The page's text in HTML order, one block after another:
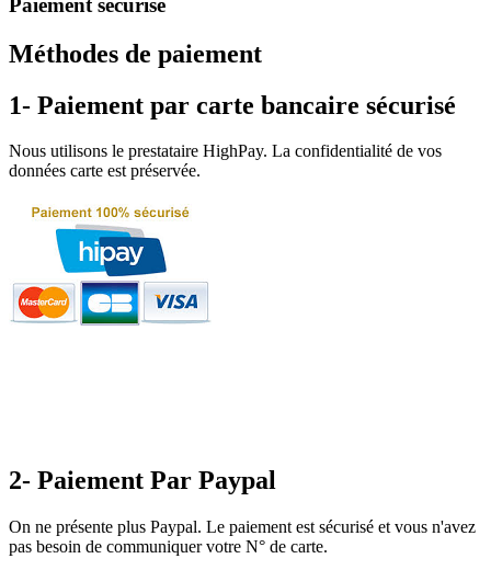
Paiement sécurisé
Méthodes de paiement
1- Paiement par carte bancaire sécurisé
Nous utilisons le prestataire HighPay. La confidentialité de vos
données carte est préservée.
2- Paiement Par Paypal
On ne présente plus Paypal. Le paiement est sécurisé et vous n'avez
pas besoin de communiquer votre N° de carte.